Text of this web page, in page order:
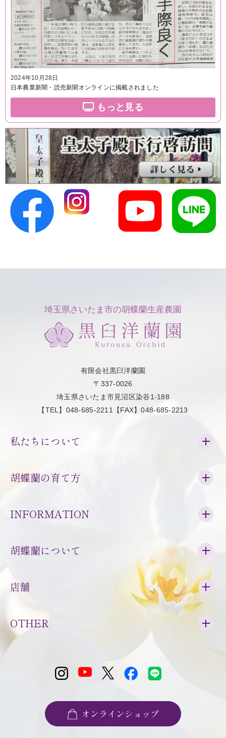
2024年10月28日
日本農業新聞・読売新聞オンラインに掲載されました
もっと見る
埼玉県さいたま市の胡蝶蘭生産農園
有限会社黒臼洋蘭園
〒337-0026
埼玉県さいたま市見沼区染谷1-188
【TEL】048-685-2211【FAX】048-685-2213
私たちについて
胡蝶蘭の育て方
INFORMATION
胡蝶蘭について
店舗
OTHER
オンラインショップ